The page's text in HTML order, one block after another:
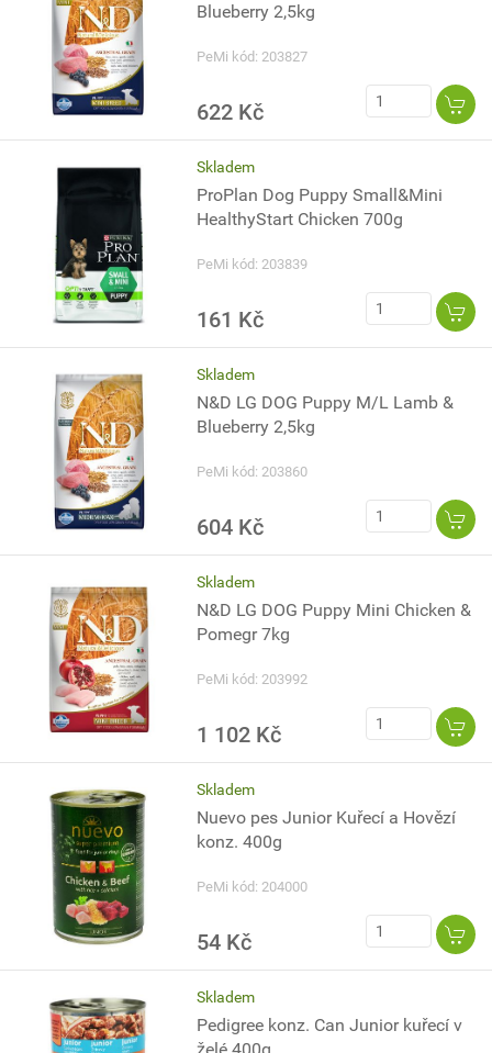
Blueberry 2,5kg
PeMi kód: 203827
622 Kč
Skladem
ProPlan Dog Puppy Small&Mini
HealthyStart Chicken 700g
PeMi kód: 203839
161 Kč
Skladem
N&D LG DOG Puppy M/L Lamb &
Blueberry 2,5kg
PeMi kód: 203860
604 Kč
Skladem
N&D LG DOG Puppy Mini Chicken &
Pomegr 7kg
PeMi kód: 203992
1 102 Kč
Skladem
Nuevo pes Junior Kuřecí a Hovězí
konz. 400g
PeMi kód: 204000
54 Kč
Skladem
Pedigree konz. Can Junior kuřecí v